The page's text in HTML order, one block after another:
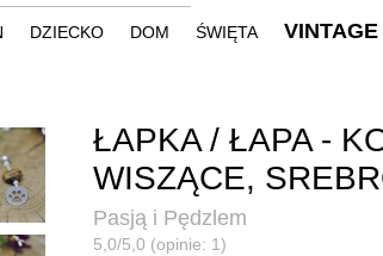
DZIECKO DOM ŚWIĘTA VINTAGE
ŁAPKA / ŁAPA -
WISZĄCE,
Pasją i Pędzlem
5,0/5,0 (opinie: 1)